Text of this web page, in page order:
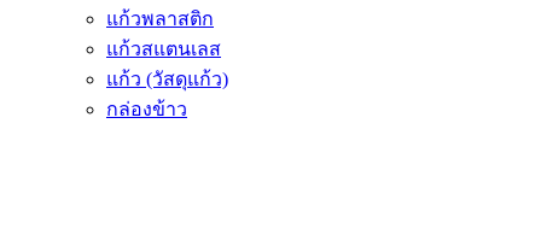
แก้วพลาสติก
แก้วสแตนเลส
แก้ว (วัสดุแก้ว)
กล่องข้าว